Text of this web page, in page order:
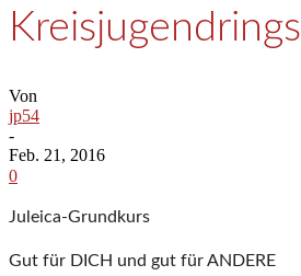
Kreisjugendrings
Von
jp54
-
Feb. 21, 2016
0
Juleica-Grundkurs
Gut für DICH und gut für ANDERE